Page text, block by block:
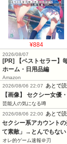
¥884
2026/08/07
[PR] 【ベストセラー】
ホーム・日用品編
Amazon
2026/08/06 22:07
あとで
【画像】 セクシー女優
芸能人の気になる噂
2026/08/06 22:00
あとで
セクシー系アカウント
て素敵」→とんでもない
オレ的ゲーム速報＠刃